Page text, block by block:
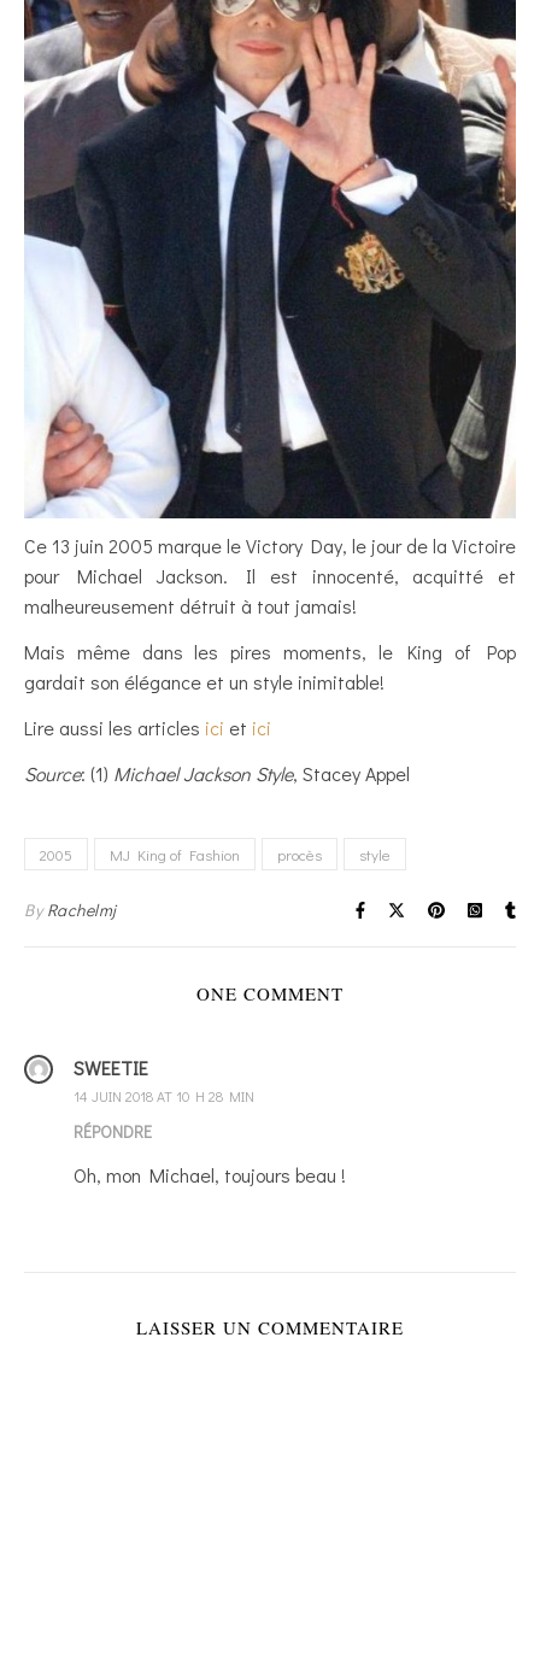
Ce 13 juin 2005 marque le Victory Day, le jour de la Victoire
pour Michael Jackson. Il est innocenté, acquitté et
malheureusement détruit à tout jamais!
Mais même dans les pires moments, le King of Pop
gardait son élégance et un style inimitable!
Lire aussi les articles ici et ici
Source: (1) Michael Jackson Style, Stacey Appel
2005 MJ King of Fashion procès style
ByRachelmj
ONE COMMENT
SWEETIE
14 JUIN 2018 AT 10 H 28 MIN
RÉPONDRE
Oh, mon Michael, toujours beau !
LAISSER UN COMMENTAIRE